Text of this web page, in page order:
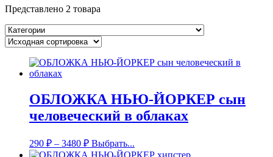
Представлено 2 товара
ОБЛОЖКА НЬЮ-ЙОРКЕР сын
человеческий в облаках
290 ₽ – 3480 ₽ Выбрать...